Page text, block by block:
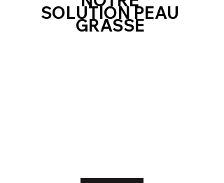
SOLUTION PEAU
GRASSE